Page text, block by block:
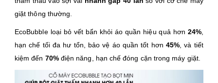
giặt thông thường.
EcoBubble loại bỏ vết bẩn khỏi áo quần hiệu quả hơn 24%,
hạn chế tối đa hư tổn, bảo vệ áo quần tốt hơn 45%, và tiết
kiệm đến 70%điện năng, hạn chế đóng cặn trong máy giặt.